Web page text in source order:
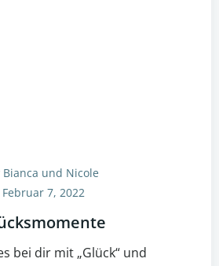
Bianca und Nicole
Februar 7, 2022
bei dir mit „Glück“ und